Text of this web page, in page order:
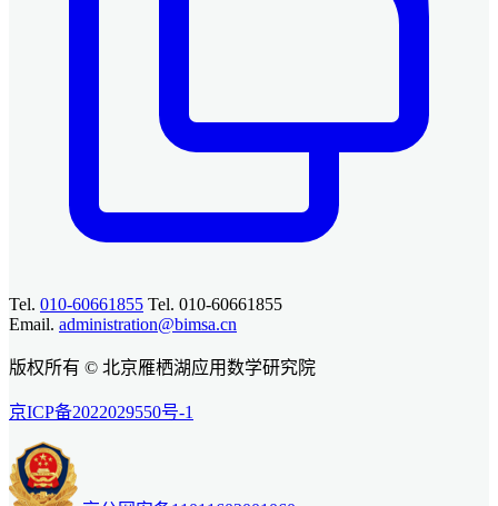
Tel. 010-60661855 Tel. 010-60661855
Email. administration@bimsa.cn
版权所有 © 北京雁栖湖应用数学研究院
京ICP备2022029550号-1